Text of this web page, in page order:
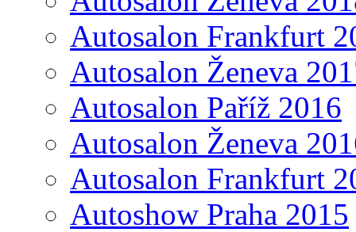
Autosalon Frankfurt
Autosalon Ženeva
Autosalon Paříž 2016
Autosalon Ženeva
Autosalon Frankfurt
Autoshow Praha 2015